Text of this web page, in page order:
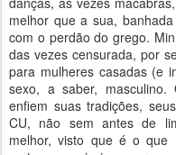
melhor que a sua,
com o perdão do grego.
das vezes censurada, por
para mulheres casadas (e
sexo, a saber, masculino.
enfiem suas tradições,
CU, não sem antes de
melhor, visto que é o que